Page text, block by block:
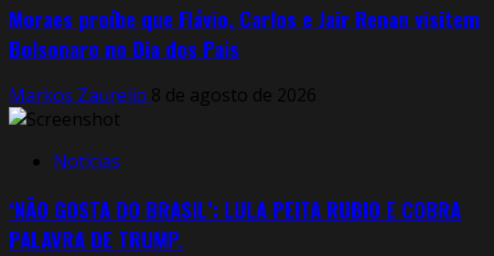
Moraes proíbe que Flávio, Carlos e Jair Renan visitem
Bolsonaro no Dia dos Pais
Markos Zaurelio 8 de agosto de 2026
Notícias
‘NÃO GOSTA DO BRASIL’: LULA PEITA RUBIO E COBRA
PALAVRA DE TRUMP.